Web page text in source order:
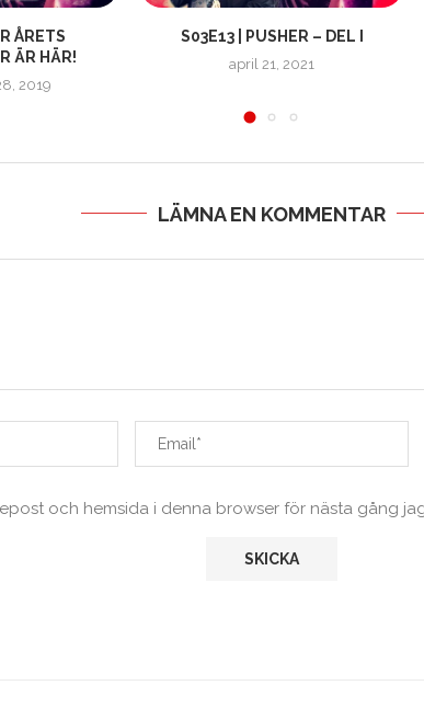
ÅRETS
ÄR HÄR!
2019
S03E13 | PUSHER – DEL I
april 21, 2021
LÄMNA EN KOMMENTAR
och hemsida i denna browser för nästa gång